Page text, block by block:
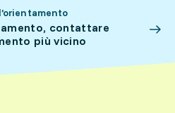
contattare
più vicino